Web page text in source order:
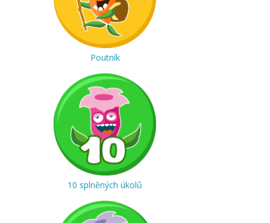
Poutník
10 splněných úkolů